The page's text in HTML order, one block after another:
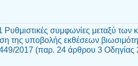
συμφωνίες μεταξύ
της υποβολής εκθέσεων
2017 (παρ. 24 άρθρου 3